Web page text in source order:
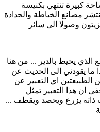
كبيرة تنتهي بكنيسة
مصانع الخياطة والحدادة
وصولا الى سائر
يحيط بالدير ... من هنا
ما يقودني الى الحديث عن
الطبيعتين اي التعبير عن
ان هذا التعبير تمثل
ذاته يزرع ويحصد ويقطف ...